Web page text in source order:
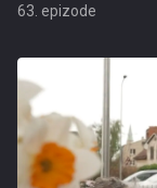
63. epizode